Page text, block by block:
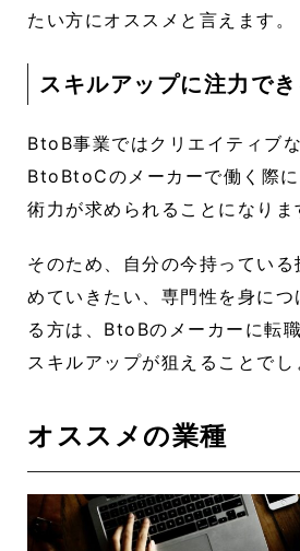
たい方にオススメと言えます。
スキルアップに注力で
BtoB事業ではクリエイティブな
BtoBtoCのメーカーで働く際
術力が求められることになりま
そのため、自分の今持ってい
めていきたい、専門性を身に
る方は、BtoBのメーカーに転
スキルアップが狙えることでし
オススメの業種